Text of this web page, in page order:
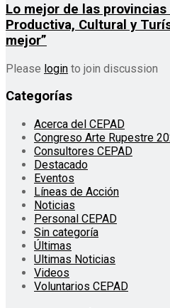
Lo mejor de las
Productiva, Cultural y
mejor”
Please login to join discussion
Categorías
Acerca del CEPAD
Congreso Arte Rupestre
Consultores CEPAD
Destacado
Eventos
Líneas de Acción
Noticias
Personal CEPAD
Sin categoría
Últimas
Ultimas Noticias
Videos
Voluntarios CEPAD